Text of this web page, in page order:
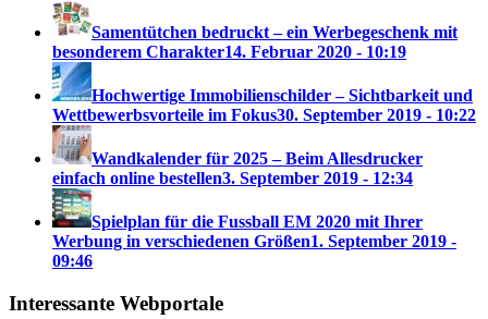
Samentütchen bedruckt – ein Werbegeschenk mit
besonderem Charakter14. Februar 2020 - 10:19
Hochwertige Immobilienschilder – Sichtbarkeit und
Wettbewerbsvorteile im Fokus30. September 2019 - 10:22
Wandkalender für 2025 – Beim Allesdrucker
einfach online bestellen3. September 2019 - 12:34
Spielplan für die Fussball EM 2020 mit Ihrer
Werbung in verschiedenen Größen1. September 2019 -
09:46
Interessante Webportale